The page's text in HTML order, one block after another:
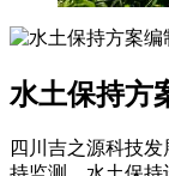
水土保持方
四川吉之源科技